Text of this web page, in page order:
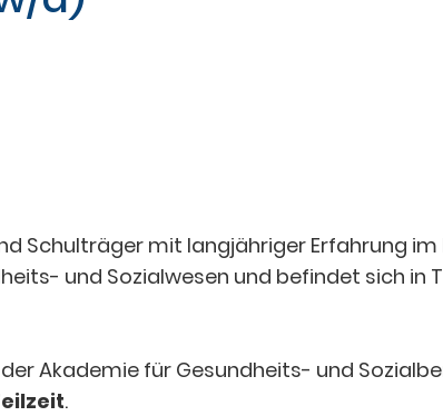
Schulträger mit langjähriger Erfahrung
und Sozialwesen und befindet sich
Akademie für Gesundheits- und
.